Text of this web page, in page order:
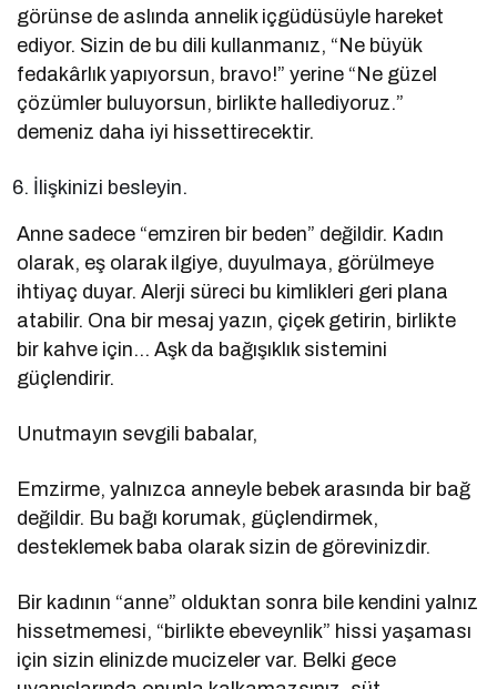
görünse de aslında annelik içgüdüsüyle hareket
ediyor. Sizin de bu dili kullanmanız, “Ne büyük
fedakârlık yapıyorsun, bravo!” yerine “Ne güzel
çözümler buluyorsun, birlikte hallediyoruz.”
demeniz daha iyi hissettirecektir.
İlişkinizi besleyin.
Anne sadece “emziren bir beden” değildir. Kadın
olarak, eş olarak ilgiye, duyulmaya, görülmeye
ihtiyaç duyar. Alerji süreci bu kimlikleri geri plana
atabilir. Ona bir mesaj yazın, çiçek getirin, birlikte
bir kahve için… Aşk da bağışıklık sistemini
güçlendirir.
Unutmayın sevgili babalar,
Emzirme, yalnızca anneyle bebek arasında bir bağ
değildir. Bu bağı korumak, güçlendirmek,
desteklemek baba olarak sizin de görevinizdir.
Bir kadının “anne” olduktan sonra bile kendini yalnız
hissetmemesi, “birlikte ebeveynlik” hissi yaşaması
için sizin elinizde mucizeler var. Belki gece